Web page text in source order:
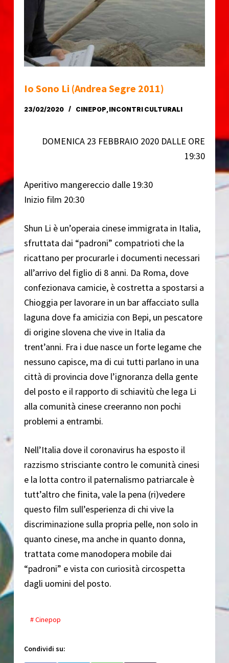
Io Sono Li (Andrea Segre 2011)
23/02/2020 CINEPOP,INCONTRI CULTURALI
DOMENICA 23 FEBBRAIO 2020 DALLE ORE
19:30
Aperitivo mangereccio dalle 19:30
Inizio film 20:30
Shun Li è un’operaia cinese immigrata in Italia,
sfruttata dai “padroni” compatrioti che la
ricattano per procurarle i documenti necessari
all’arrivo del figlio di 8 anni. Da Roma, dove
confezionava camicie, è costretta a spostarsi a
Chioggia per lavorare in un bar affacciato sulla
laguna dove fa amicizia con Bepi, un pescatore
di origine slovena che vive in Italia da
trent’anni. Fra i due nasce un forte legame che
nessuno capisce, ma di cui tutti parlano in una
città di provincia dove l’ignoranza della gente
del posto e il rapporto di schiavitù che lega Li
alla comunità cinese creeranno non pochi
problemi a entrambi.
Nell’Italia dove il coronavirus ha esposto il
razzismo strisciante contro le comunità cinesi
e la lotta contro il paternalismo patriarcale è
tutt’altro che finita, vale la pena (ri)vedere
questo film sull’esperienza di chi vive la
discriminazione sulla propria pelle, non solo in
quanto cinese, ma anche in quanto donna,
trattata come manodopera mobile dai
“padroni” e vista con curiosità circospetta
dagli uomini del posto.
# Cinepop
Condividi su: